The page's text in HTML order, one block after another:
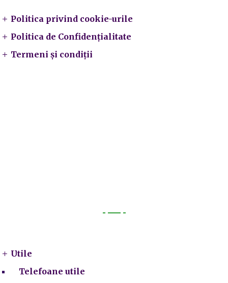
Politica privind cookie-urile
Politica de Confidențialitate
Termeni și condiții
Utile
Telefoane utile